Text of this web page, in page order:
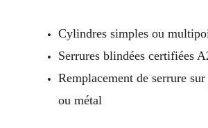
Cylindres simples ou
Serrures blindées certifiées
Remplacement de serrure
ou métal